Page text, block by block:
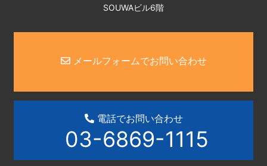
SOUWAビル6階
メールフォームでお問い合わせ
電話でお問い合わせ
03-6869-1115